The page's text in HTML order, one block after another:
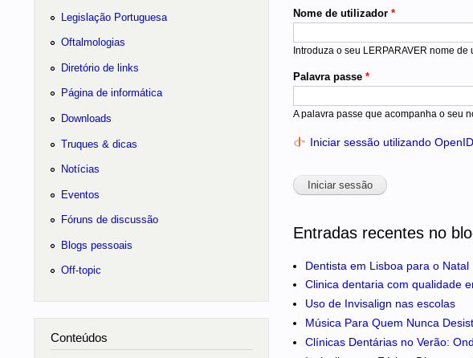
Nome de utilizador *
Introduza o seu LERPARAVER nome de
Palavra passe *
A palavra passe que acompanha o seu
Iniciar sessão utilizando OpenID
Entradas recentes no
Dentista em Lisboa para o Natal
Clinica dentaria com qualidade
Uso de Invisalign nas escolas
Música Para Quem Nunca
Clínicas Dentárias no Verão:
Legislação Portuguesa
Oftalmologias
Diretório de links
Página de informática
Downloads
Truques & dicas
Notícias
Eventos
Fóruns de discussão
Blogs pessoais
Off-topic
Conteúdos